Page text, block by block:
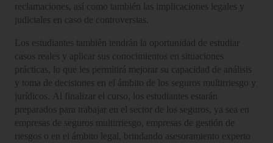
reclamaciones, así como también las implicaciones legales y
judiciales en caso de controversias.
Los estudiantes también tendrán la oportunidad de estudiar
casos reales y aplicar sus conocimientos en situaciones
prácticas, lo que les permitirá mejorar su capacidad de análisis
y toma de decisiones en el ámbito de los seguros multirriesgo y
jurídicos. Al finalizar el curso, los estudiantes estarán
preparados para trabajar en el sector de los seguros, ya sea en
empresas de seguros multirriesgo, empresas de gestión de
riesgos o en el ámbito legal, brindando asesoramiento experto